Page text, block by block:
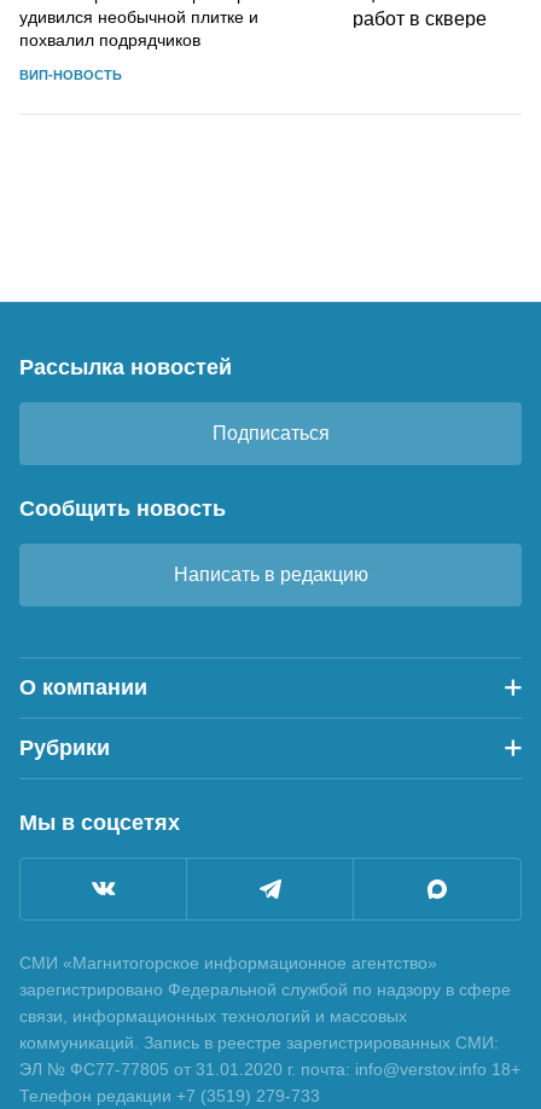
удивился необычной плитке и
похвалил подрядчиков
ВИП-НОВОСТЬ
Рассылка новостей
Подписаться
Сообщить новость
Написать в редакцию
О компании
Рубрики
Мы в соцсетях
СМИ «Магнитогорское информационное агентство»
зарегистрировано Федеральной службой по надзору в сфере
связи, информационных технологий и массовых
коммуникаций. Запись в реестре зарегистрированных СМИ:
ЭЛ № ФС77-77805 от 31.01.2020 г. почта: info@verstov.info 18+
Телефон редакции +7 (3519) 279-733